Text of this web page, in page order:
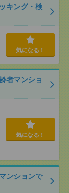
キング・検
気になる！
者マンショ
気になる！
ンションで